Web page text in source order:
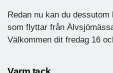
Redan nu kan du
som flyttar från
Välkommen dit fredag 16